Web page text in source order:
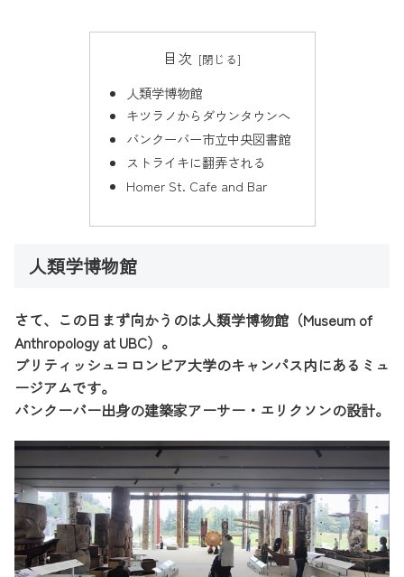
目次
人類学博物館
キツラノからダウンタウンへ
バンクーバー市立中央図書館
ストライキに翻弄される
Homer St. Cafe and Bar
人類学博物館
さて、この日まず向かうのは人類学博物館（Museum of
Anthropology at UBC）。
ブリティッシュコロンビア大学のキャンパス内にあるミュ
ージアムです。
バンクーバー出身の建築家アーサー・エリクソンの設計。